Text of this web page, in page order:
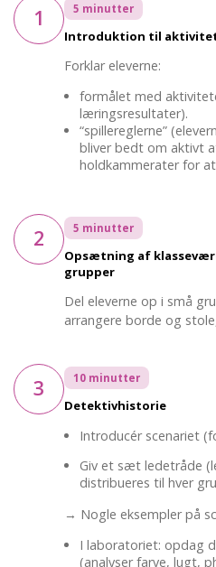
1 5 minutter
Introduktion til
Forklar eleverne:
formålet med
læringsresultater).
“spillereglerne”
bliver bedt om aktivt
holdkammerater for
2 5 minutter
Opsætning af
grupper
Del eleverne op i små
arrangere borde og
3 10 minutter
Detektivhistorie
Introducér scenariet
Giv et sæt ledetråde
distribueres til hver
→ Nogle eksempler på
I laboratoriet: opdag
(analyser farve, lugt,